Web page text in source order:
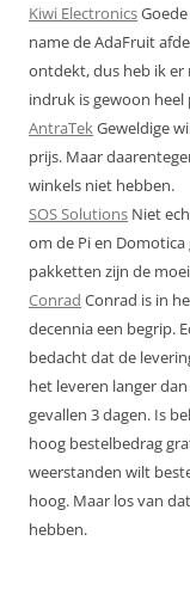
Kiwi Electronics
name de AdaFruit
ontdekt, dus heb ik er
indruk is gewoon heel
AntraTek Geweldige
prijs. Maar
winkels niet hebben.
SOS Solutions Niet
om de Pi en
pakketten zijn de
Conrad Conrad is in
decennia een begrip.
bedacht dat de
het leveren langer
gevallen 3 dagen. Is
hoog bestelbedrag
weerstanden wilt
hoog. Maar los van
hebben.